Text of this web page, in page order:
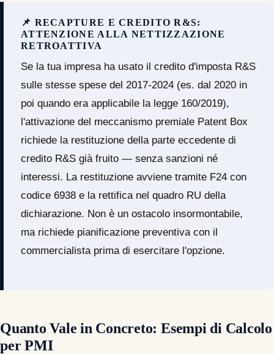
📌 RECAPTURE E CREDITO R&S:
ATTENZIONE ALLA NETTIZZAZIONE
RETROATTIVA
Se la tua impresa ha usato il credito d'imposta R&S
sulle stesse spese del 2017-2024 (es. dal 2020 in
poi quando era applicabile la legge 160/2019),
l'attivazione del meccanismo premiale Patent Box
richiede la restituzione della parte eccedente di
credito R&S già fruito — senza sanzioni né
interessi. La restituzione avviene tramite F24 con
codice 6938 e la rettifica nel quadro RU della
dichiarazione. Non è un ostacolo insormontabile,
ma richiede pianificazione preventiva con il
commercialista prima di esercitare l'opzione.
Quanto Vale in Concreto: Esempi di Calcolo
per PMI